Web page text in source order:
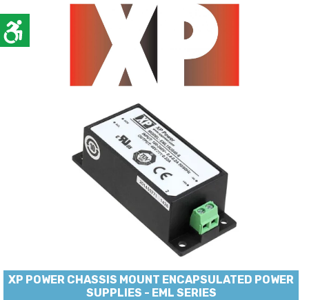
XP POWER CHASSIS MOUNT ENCAPSULATED POWER
SUPPLIES - EML SERIES